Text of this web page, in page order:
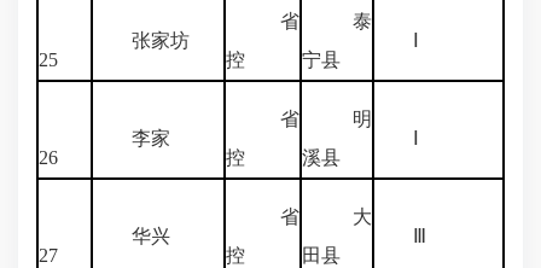
25
张家坊
省
控
泰
宁县
26
李家
省
控
明
溪县
27
华兴
省
控
大
田县